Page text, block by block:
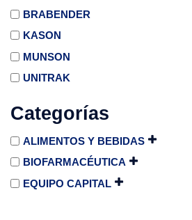
BRABENDER
KASON
MUNSON
UNITRAK
Categorías
ALIMENTOS Y BEBIDAS
BIOFARMACÉUTICA
EQUIPO CAPITAL